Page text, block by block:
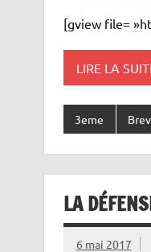
[gview file=
LIRE LA
3eme
LA
6 mai 2017